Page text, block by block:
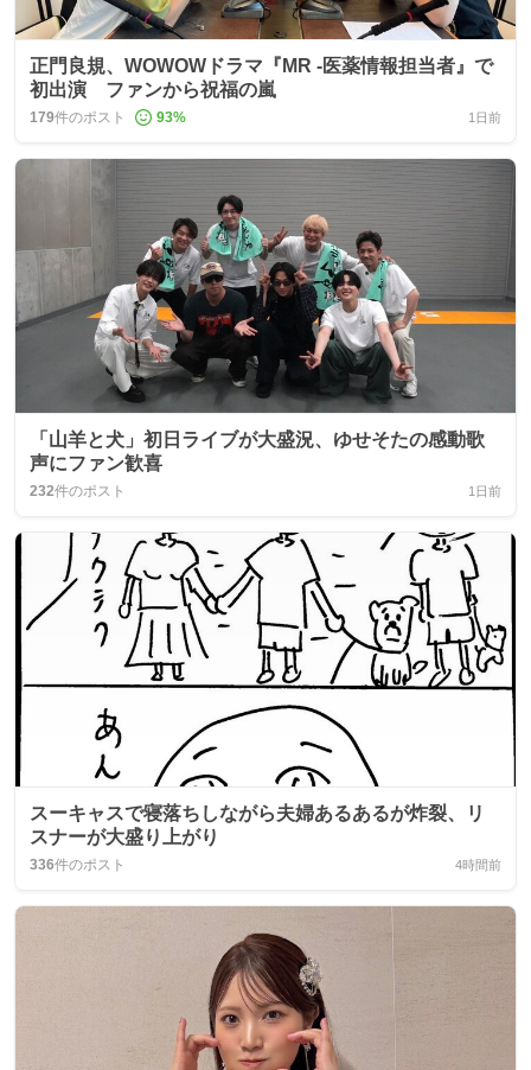
正門良規、WOWOWドラマ『MR -医薬情報担当者』で
初出演 ファンから祝福の嵐
179件のポスト 93% 1日前
「山羊と犬」初日ライブが大盛況、ゆせそたの感動歌
声にファン歓喜
232件のポスト 1日前
スーキャスで寝落ちしながら夫婦あるあるが炸裂、リ
スナーが大盛り上がり
336件のポスト 4時間前